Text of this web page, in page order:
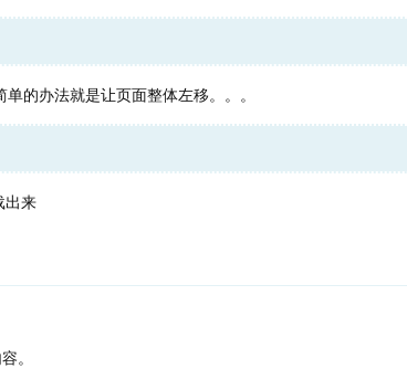
的办法就是让页面整体左移。。。
出来
。